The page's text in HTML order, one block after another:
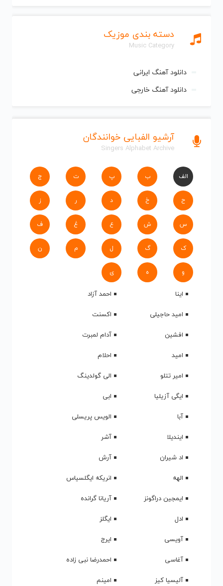
دسته بندی موزیک
Music Category
دانلود آهنگ ایرانی
دانلود آهنگ خارجی
آرشیو الفبایی خوانندگان
Singers Alphabet Archive
الف ب پ ت ج
ح خ د ر ز
س ش ع غ ف
ک گ ل م ن
و ه ی
اینا
احمد آزاد
امید حاجیلی
اکسنت
افشین
آدام لمبرت
امید
احلام
امیر تتلو
الی گولدینگ
ایگی آزیلیا
ابی
آبا
الویس پریسلی
ایندیلا
آشر
اد شیران
آرش
الهه
انریکه ایگلسیاس
ایمجین دراگونز
آریانا گرانده
ادل
ایگلز
آویسی
ایرج
آغاسی
احمدرضا نبی زاده
آلیسیا کیز
امینم